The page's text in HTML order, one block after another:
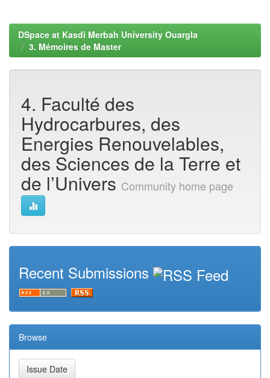
DSpace at Kasdi Merbah University Ouargla
3. Mémoires de Master
4. Faculté des
Hydrocarbures, des
Energies Renouvelables,
des Sciences de la Terre et
de l’Univers Community home page
Recent Submissions
Browse